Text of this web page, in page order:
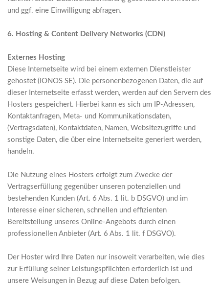
und ggf. eine Einwilligung abfragen.
6. Hosting & Content Delivery Networks (CDN)
Externes Hosting
Diese Internetseite wird bei einem externen Dienstleister
gehostet (IONOS SE). Die personenbezogenen Daten, die auf
dieser Internetseite erfasst werden, werden auf den Servern des
Hosters gespeichert. Hierbei kann es sich um IP-Adressen,
Kontaktanfragen, Meta- und Kommunikationsdaten,
(Vertragsdaten), Kontaktdaten, Namen, Websitezugriffe und
sonstige Daten, die über eine Internetseite generiert werden,
handeln.
Die Nutzung eines Hosters erfolgt zum Zwecke der
Vertragserfüllung gegenüber unseren potenziellen und
bestehenden Kunden (Art. 6 Abs. 1 lit. b DSGVO) und im
Interesse einer sicheren, schnellen und effizienten
Bereitstellung unseres Online-Angebots durch einen
professionellen Anbieter (Art. 6 Abs. 1 lit. f DSGVO).
Der Hoster wird Ihre Daten nur insoweit verarbeiten, wie dies
zur Erfüllung seiner Leistungspflichten erforderlich ist und
unsere Weisungen in Bezug auf diese Daten befolgen.